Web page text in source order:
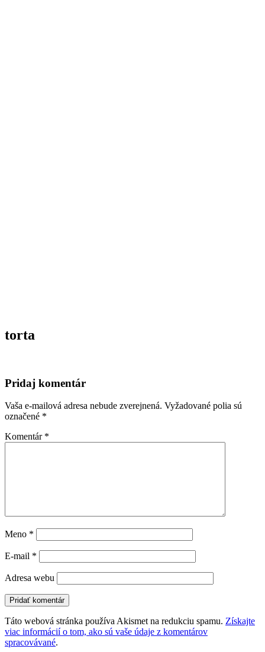
torta
Pridaj komentár
Vaša e-mailová adresa nebude zverejnená. Vyžadované polia sú
označené *
Komentár *
Meno *
E-mail *
Adresa webu
Táto webová stránka používa Akismet na redukciu spamu. Získajte
viac informácií o tom, ako sú vaše údaje z komentárov
spracovávané.